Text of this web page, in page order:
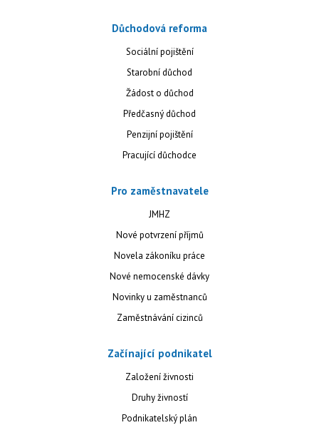
Důchodová reforma
Sociální pojištění
Starobní důchod
Žádost o důchod
Předčasný důchod
Penzijní pojištění
Pracující důchodce
Pro zaměstnavatele
JMHZ
Nové potvrzení příjmů
Novela zákoníku práce
Nové nemocenské dávky
Novinky u zaměstnanců
Zaměstnávání cizinců
Začínající podnikatel
Založení živnosti
Druhy živností
Podnikatelský plán